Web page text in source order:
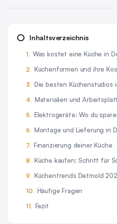
Inhaltsverzeichnis
Was kostet eine Küche in
Küchenformen und ihre
Die besten Küchenstudios
Materialien und
Elektrogeräte: Wo du
Montage und Lieferung in
Finanzierung deiner Küche
Küche kaufen: Schritt für
Küchentrends Detmold
Häufige Fragen
Fazit